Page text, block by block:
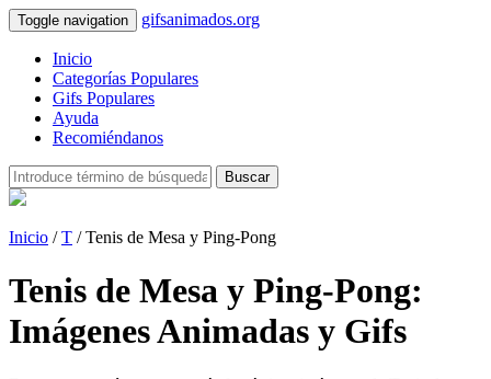
Toggle navigation gifsanimados.org
Inicio
Categorías Populares
Gifs Populares
Ayuda
Recomiéndanos
Buscar
Inicio /T / Tenis de Mesa y Ping-Pong
Tenis de Mesa y Ping-Pong:
Imágenes Animadas y Gifs